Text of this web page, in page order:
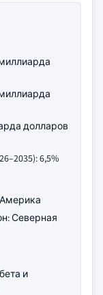
долларов
6,5%
Северная
и